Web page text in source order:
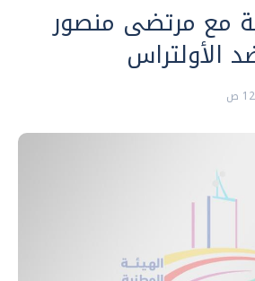
مع مرتضى منصور
الأولتراس